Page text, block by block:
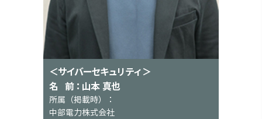
＜サイバーセキュリティ＞
名 前：山本 真也
所属（掲載時）：
中部電力株式会社